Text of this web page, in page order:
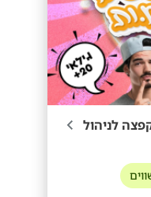
לניהול